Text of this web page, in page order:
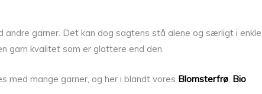
andre garner. Det kan dog sagtens stå alene og særligt i enkle
garn kvalitet som er glattere end den.
med mange garner, og her i blandt vores Blomsterfrø, Bio